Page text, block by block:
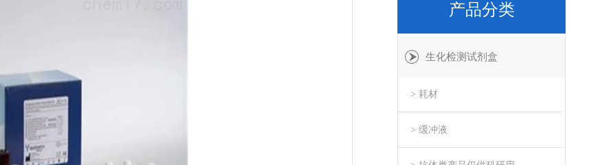
产品分类
生化检测试剂盒
> 耗材
> 缓冲液